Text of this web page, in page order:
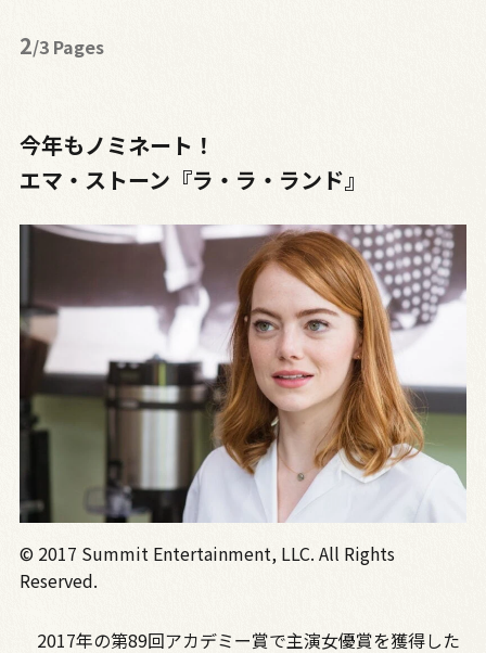
2/3 Pages
今年もノミネート！
エマ・ストーン『ラ・ラ・ランド』
© 2017 Summit Entertainment, LLC. All Rights
Reserved.
2017年の第89回アカデミー賞で主演女優賞を獲得した